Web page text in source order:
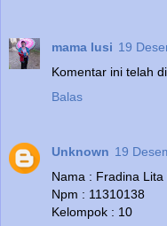
mama lusi 19
Komentar ini telah
Balas
Unknown 19
Nama : Fradina Lita
Npm : 11310138
Kelompok : 10